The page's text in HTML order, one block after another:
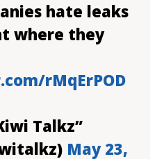
hate leaks
where they
rMqErPOD
Talkz”
May 23,